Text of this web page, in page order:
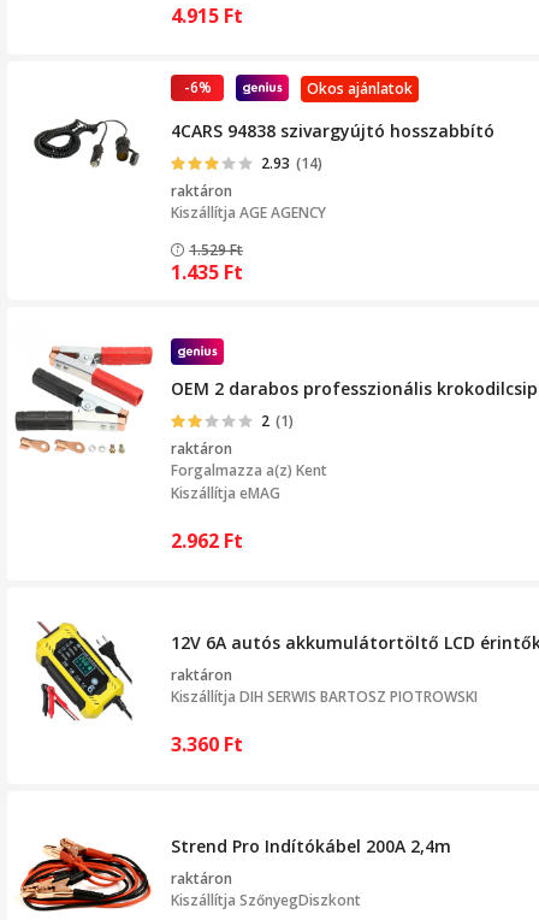
4.915 Ft
Okos ajánlatok
-6%
4CARS 94838 szivargyújtó hosszabbító
2.93 (14)
raktáron
Kiszállítja AGE AGENCY
1.529Ft
1.435 Ft
OEM 2 darabos professzionális
2 (1)
raktáron
Forgalmazza a(z) Kent
Kiszállítja eMAG
2.962 Ft
12V 6A autós akkumulátortöltő LCD
raktáron
Kiszállítja DIH SERWIS BARTOSZ PIOTROWSKI
3.360 Ft
Strend Pro Indítókábel 200A 2,4m
raktáron
Kiszállítja SzőnyegDiszkont